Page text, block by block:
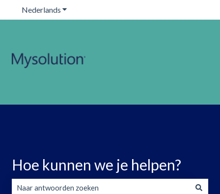
Nederlands Submenu tonen voor vertalingen
Hoe kunnen we je helpen?